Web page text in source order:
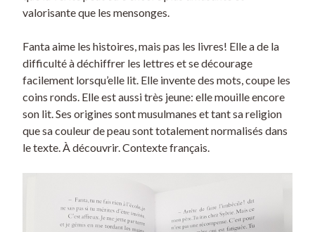
valorisante que les mensonges.
Fanta aime les histoires, mais pas les livres! Elle a de la
difficulté à déchiffrer les lettres et se décourage
facilement lorsqu’elle lit. Elle invente des mots, coupe les
coins ronds. Elle est aussi très jeune: elle mouille encore
son lit. Ses origines sont musulmanes et tant sa religion
que sa couleur de peau sont totalement normalisés dans
le texte. À découvrir. Contexte français.